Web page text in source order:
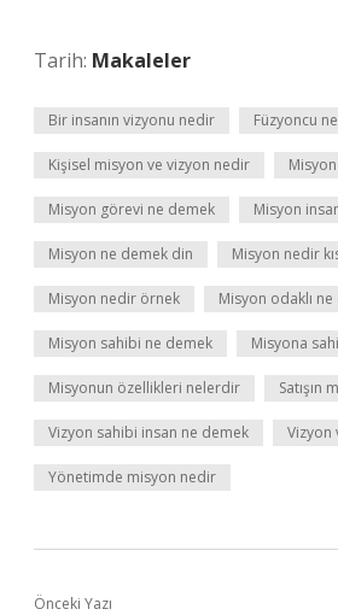
Tarih: Makaleler
Bir insanın vizyonu nedir Füzyoncu
Kişisel misyon ve vizyon nedir
Misyon görevi ne demek Misyon
Misyon ne demek din Misyon nedir
Misyon nedir örnek Misyon odaklı
Misyon sahibi ne demek Misyona
Misyonun özellikleri nelerdir Satışın
Vizyon sahibi insan ne demek Vizyon
Yönetimde misyon nedir
Önceki Yazı